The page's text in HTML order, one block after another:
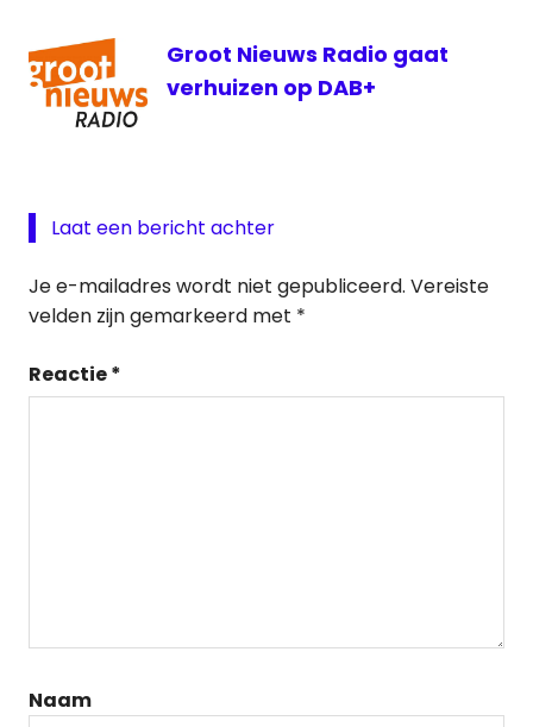
Groot Nieuws Radio gaat
verhuizen op DAB+
Laat een bericht achter
Je e-mailadres wordt niet gepubliceerd. Vereiste
velden zijn gemarkeerd met *
Reactie*
Naam